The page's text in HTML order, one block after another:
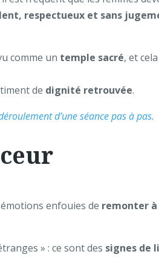
respectueux et sans
comme un temple sacré, et
de dignité retrouvée.
d’une séance pas à pas.
enfouies de remonter
» : ce sont des signes de